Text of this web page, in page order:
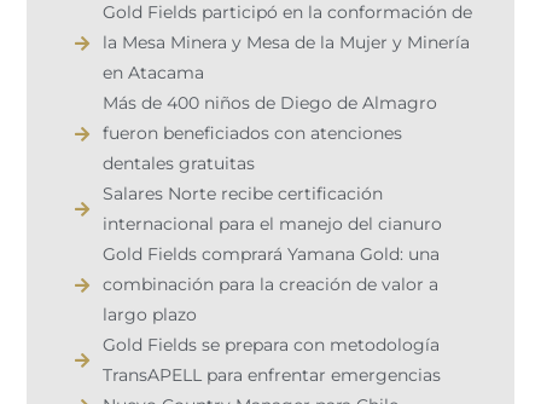
Gold Fields participó en la conformación de
la Mesa Minera y Mesa de la Mujer y Minería
en Atacama
Más de 400 niños de Diego de Almagro
fueron beneficiados con atenciones
dentales gratuitas
Salares Norte recibe certificación
internacional para el manejo del cianuro
Gold Fields comprará Yamana Gold: una
combinación para la creación de valor a
largo plazo
Gold Fields se prepara con metodología
TransAPELL para enfrentar emergencias